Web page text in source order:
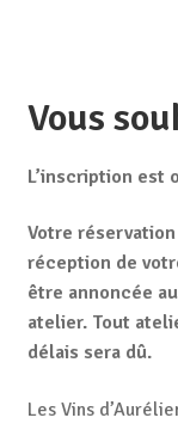
Vous
L’inscription est
Votre
réception de
être annoncée
atelier. Tout
délais sera dû.
Les Vins